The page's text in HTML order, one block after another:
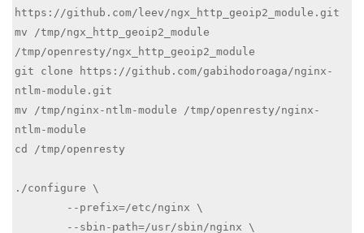
https://github.com/leev/ngx_http_geoip2_module.git
mv /tmp/ngx_http_geoip2_module
/tmp/openresty/ngx_http_geoip2_module
git clone https://github.com/gabihodoroaga/nginx-
ntlm-module.git
mv /tmp/nginx-ntlm-module /tmp/openresty/nginx-
ntlm-module
cd /tmp/openresty
./configure \